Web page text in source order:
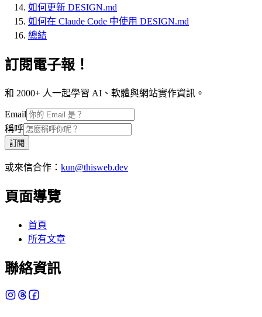
如何更新 DESIGN.md
如何在 Claude Code 中使用 DESIGN.md
總結
訂閱電子報！
和 2000+ 人一起學習 AI、軟體與網站實作資訊。
Email
稱呼
訂閱
或來信合作： kun@thisweb.dev
頁面導覽
首頁
所有文章
聯絡資訊